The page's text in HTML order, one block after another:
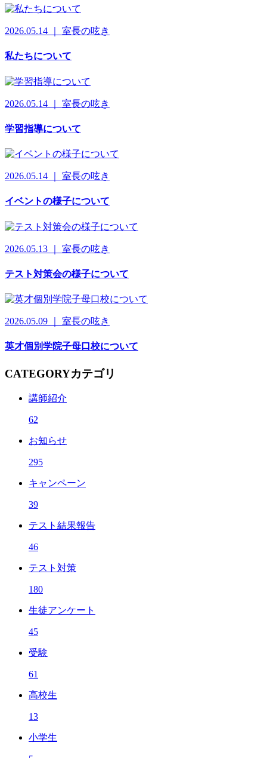
2026.05.14 ｜ 室長の呟き
私たちについて
2026.05.14 ｜ 室長の呟き
学習指導について
2026.05.14 ｜ 室長の呟き
イベントの様子について
2026.05.13 ｜ 室長の呟き
テスト対策会の様子について
2026.05.09 ｜ 室長の呟き
英才個別学院子母口校について
CATEGORYカテゴリ
講師紹介
62
お知らせ
295
キャンペーン
39
テスト結果報告
46
テスト対策
180
生徒アンケート
45
受験
61
高校生
13
小学生